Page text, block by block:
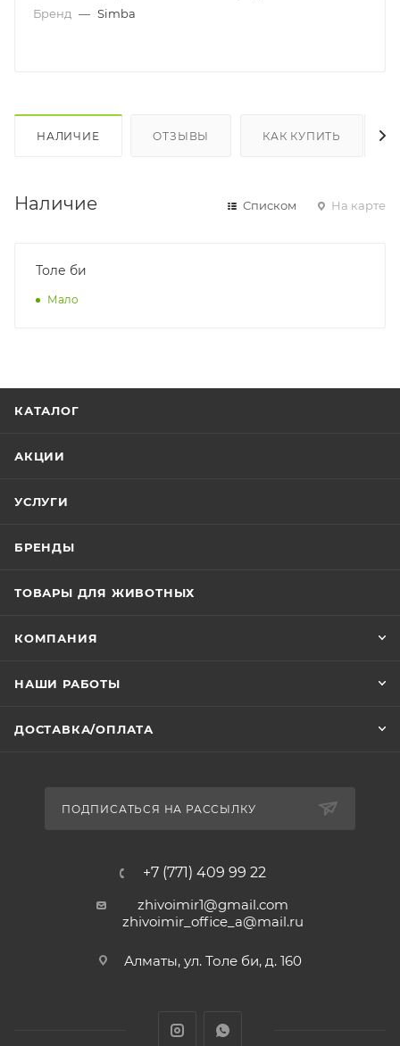
Бренд — Simba
НАЛИЧИЕ ОТЗЫВЫ КАК КУПИТЬ
Наличие Списком На карте
Толе би
Мало
КАТАЛОГ
АКЦИИ
УСЛУГИ
БРЕНДЫ
ТОВАРЫ ДЛЯ ЖИВОТНЫХ
КОМПАНИЯ
НАШИ РАБОТЫ
ДОСТАВКА/ОПЛАТА
ПОДПИСАТЬСЯ НА РАССЫЛКУ
+7 (771) 409 99 22
zhivoimir1@gmail.com
zhivoimir_office_a@mail.ru
Алматы, ул. Толе би, д. 160